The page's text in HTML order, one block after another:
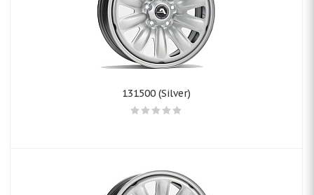
131500 (Silver)